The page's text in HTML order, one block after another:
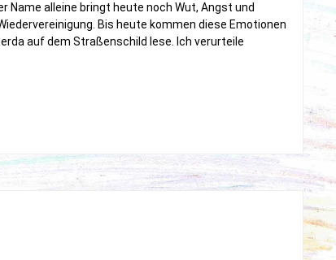
Name alleine bringt heute noch Wut, Angst und
Bis heute kommen diese Emotionen
auf dem Straßenschild lese. Ich verurteile